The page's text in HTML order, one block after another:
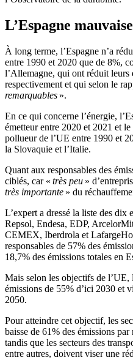
L’Espagne
À long terme, l’Espagne n’a
entre 1990 et 2020 que de 8%,
l’Allemagne, qui ont réduit leurs
respectivement et qui selon le
remarquables ».
En ce qui concerne l’énergie,
émetteur entre 2020 et 2021 et
pollueur de l’UE entre 1990 et
la Slovaquie et l’Italie.
Quant aux responsables des
ciblés, car « très peu »
très importante » du
L’expert a dressé la liste des dix
Repsol, Endesa, EDP,
CEMEX, Iberdrola et
responsables de 57% des
18,7% des émissions totales en
Mais selon les objectifs de l’UE,
émissions de 55% d’ici 2030 et
2050.
Pour atteindre cet objectif, les
baisse de 61% des émissions
tandis que les secteurs des
entre autres, doivent viser une